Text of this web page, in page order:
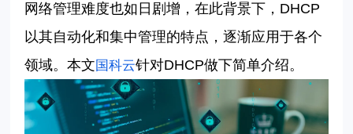
网络管理难度也如日剧增，在此背景下， DHCP
以其自动化和集中管理的特点，逐渐应用于各个
领域。本文 国科云针对DHCP做下简单介绍。